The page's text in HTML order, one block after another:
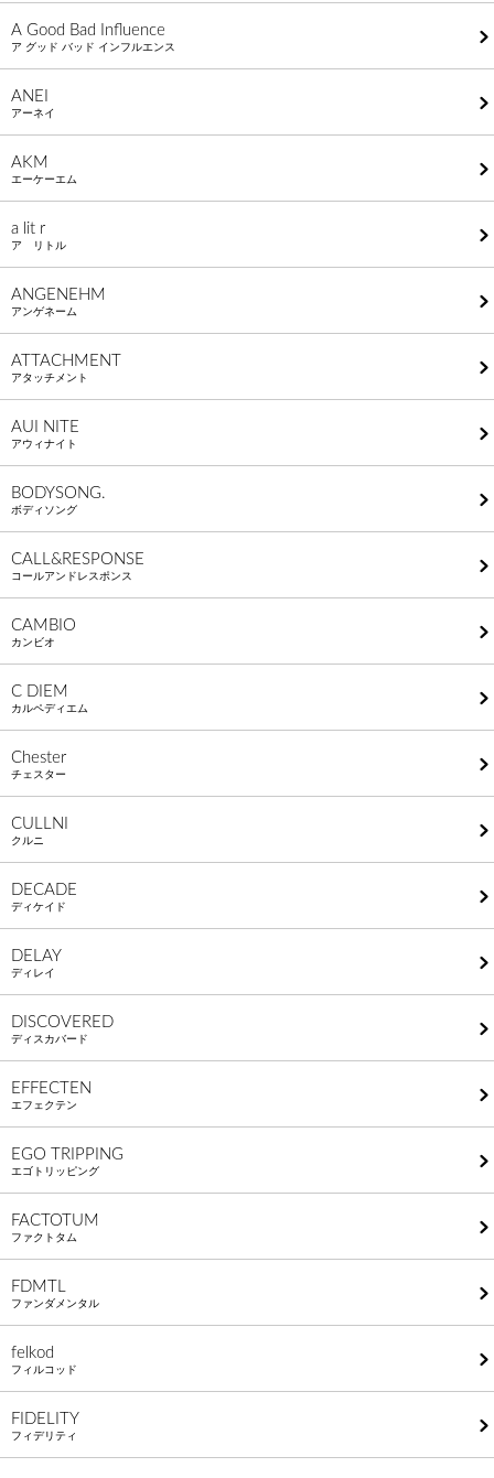
A Good Bad Influence
ア グッド バッド インフルエンス
ANEI
アーネイ
AKM
エーケーエム
a lit r
ア リトル
ANGENEHM
アンゲネーム
ATTACHMENT
アタッチメント
AUI NITE
アウィナイト
BODYSONG.
ボディソング
CALL&RESPONSE
コールアンドレスポンス
CAMBIO
カンビオ
C DIEM
カルペディエム
Chester
チェスター
CULLNI
クルニ
DECADE
ディケイド
DELAY
ディレイ
DISCOVERED
ディスカバード
EFFECTEN
エフェクテン
EGO TRIPPING
エゴトリッピング
FACTOTUM
ファクトタム
FDMTL
ファンダメンタル
felkod
フィルコッド
FIDELITY
フィデリティ